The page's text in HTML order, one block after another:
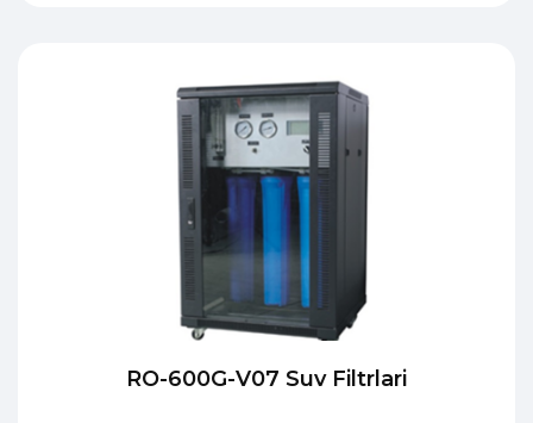
RO-600G-V07 Suv Filtrlari